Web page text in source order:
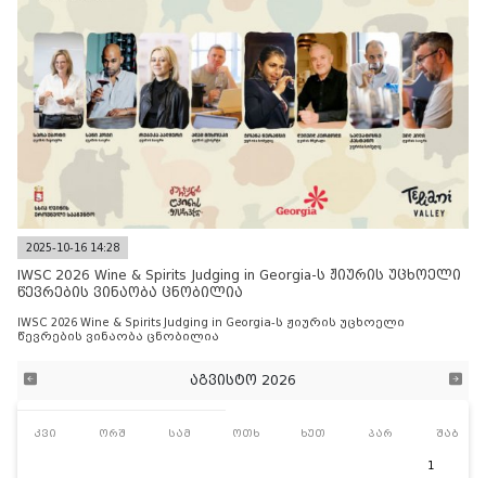
2025-10-16 14:28
IWSC 2026 Wine & Spirits Judging in Georgia-ს ჟიურის უცხოელი
წევრების ვინაობა ცნობილია
IWSC 2026 Wine & Spirits Judging in Georgia-ს ჟიურის უცხოელი
წევრების ვინაობა ცნობილია
აგვისტო 2026
კვი ორშ სამ ოთხ ხუთ პარ შაბ
1